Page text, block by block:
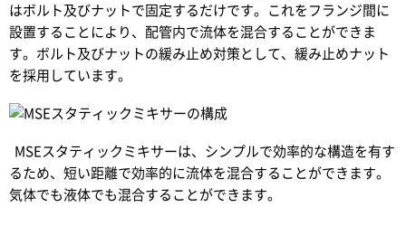
はボルト及びナットで固定するだけです。これをフランジ間に
設置することにより、配管内で流体を混合することができま
す。ボルト及びナットの緩み止め対策として、緩み止めナット
を採用しています。
MSEスタティックミキサーは、シンプルで効率的な構造を有す
るため、短い距離で効率的に流体を混合することができます。
気体でも液体でも混合することができます。